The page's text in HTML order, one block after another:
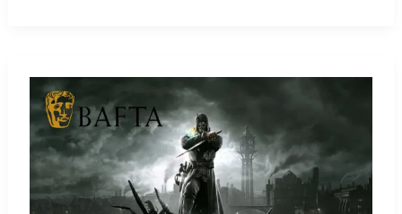
de
BEFTA
2013
(Ver
trailer)